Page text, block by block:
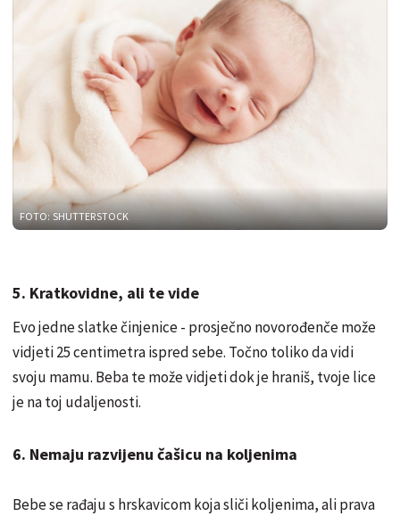
FOTO: SHUTTERSTOCK
5. Kratkovidne, ali te vide
Evo jedne slatke činjenice - prosječno novorođenče može
vidjeti 25 centimetra ispred sebe. Točno toliko da vidi
svoju mamu. Beba te može vidjeti dok je hraniš, tvoje lice
je na toj udaljenosti.
6. Nemaju razvijenu čašicu na koljenima
Bebe se rađaju s hrskavicom koja sliči koljenima, ali prava